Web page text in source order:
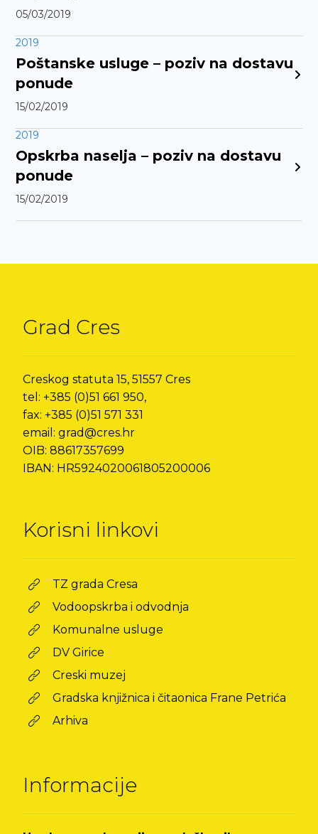
05/03/2019
2019
Poštanske usluge – poziv na dostavu
ponude
15/02/2019
2019
Opskrba naselja – poziv na dostavu
ponude
15/02/2019
Grad Cres
Creskog statuta 15, 51557 Cres
tel: +385 (0)51 661 950,
fax: +385 (0)51 571 331
email: grad@cres.hr
OIB: 88617357699
IBAN: HR5924020061805200006
Korisni linkovi
TZ grada Cresa
Vodoopskrba i odvodnja
Komunalne usluge
DV Girice
Creski muzej
Gradska knjižnica i čitaonica Frane Petrića
Arhiva
Informacije